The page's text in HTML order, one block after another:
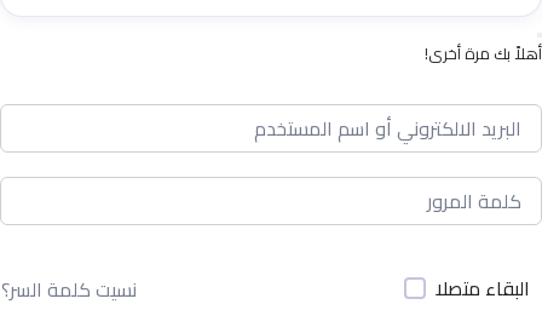
أهلاً بك مرة أخرى!
البقاء متصلا نسيت كلمة السر؟